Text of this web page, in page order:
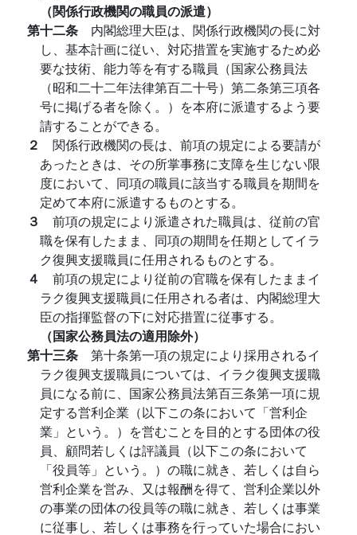
（関係行政機関の職員の派遣）
第十二条 内閣総理大臣は、関係行政機関の長に対
し、基本計画に従い、対応措置を実施するため必
要な技術、能力等を有する職員（国家公務員法
（昭和二十二年法律第百二十号）第二条第三項各
号に掲げる者を除く。）を本府に派遣するよう要
請することができる。
２ 関係行政機関の長は、前項の規定による要請が
あったときは、その所掌事務に支障を生じない限
度において、同項の職員に該当する職員を期間を
定めて本府に派遣するものとする。
３ 前項の規定により派遣された職員は、従前の官
職を保有したまま、同項の期間を任期としてイラ
ク復興支援職員に任用されるものとする。
４ 前項の規定により従前の官職を保有したままイ
ラク復興支援職員に任用される者は、内閣総理大
臣の指揮監督の下に対応措置に従事する。
（国家公務員法の適用除外）
第十三条 第十条第一項の規定により採用されるイ
ラク復興支援職員については、イラク復興支援職
員になる前に、国家公務員法第百三条第一項に規
定する営利企業（以下この条において「営利企
業」という。）を営むことを目的とする団体の役
員、顧問若しくは評議員（以下この条において
「役員等」という。）の職に就き、若しくは自ら
営利企業を営み、又は報酬を得て、営利企業以外
の事業の団体の役員等の職に就き、若しくは事業
に従事し、若しくは事務を行っていた場合におい